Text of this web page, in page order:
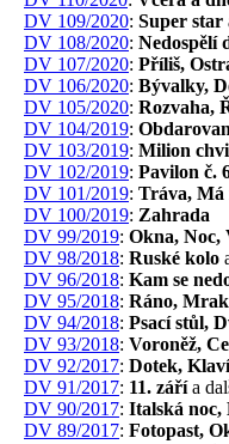
DV 109/2020: Super star
DV 108/2020: Nedospělí
DV 107/2020: Příliš,
DV 106/2020: Bývalky,
DV 105/2020: Rozvaha,
DV 104/2019:
DV 103/2019: Milion
DV 102/2019: Pavilon č.
DV 101/2019: Tráva, Má
DV 100/2019: Zahrada
DV 99/2019: Okna, Noc,
DV 98/2018: Ruské kolo
DV 96/2018: Kam se
DV 95/2018: Ráno, Mrak
DV 94/2018: Psací stůl,
DV 93/2018: Voroněž,
DV 92/2017: Dotek,
DV 91/2017: 11. zářía
DV 90/2017: Italská noc,
DV 89/2017: Fotopast,